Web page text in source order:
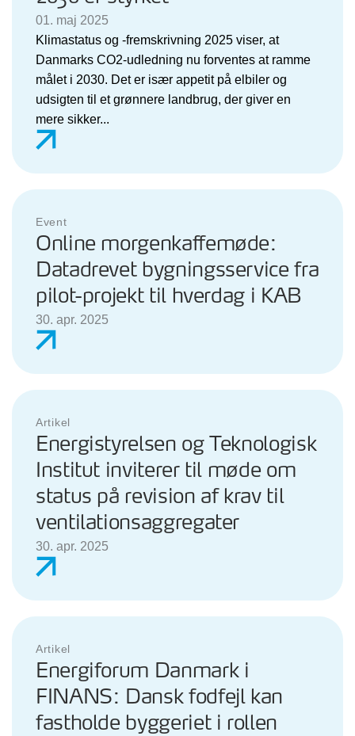
01. maj 2025
Klimastatus og -fremskrivning 2025 viser, at
Danmarks CO2-udledning nu forventes at ramme
målet i 2030. Det er især appetit på elbiler og
udsigten til et grønnere landbrug, der giver en
mere sikker...
Event
Online morgenkaffemøde:
Datadrevet bygningsservice fra
pilot-projekt til hverdag i KAB
30. apr. 2025
Artikel
Energistyrelsen og Teknologisk
Institut inviterer til møde om
status på revision af krav til
ventilationsaggregater
30. apr. 2025
Artikel
Energiforum Danmark i
FINANS: Dansk fodfejl kan
fastholde byggeriet i rollen